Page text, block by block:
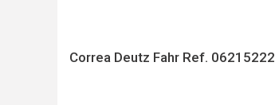
Correa Deutz Fahr Ref. 06215222